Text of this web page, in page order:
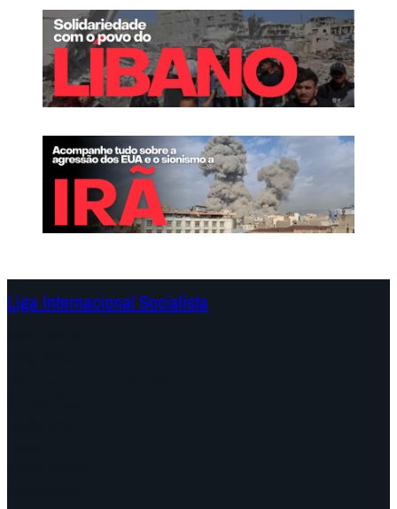
Liga Internacional Socialista